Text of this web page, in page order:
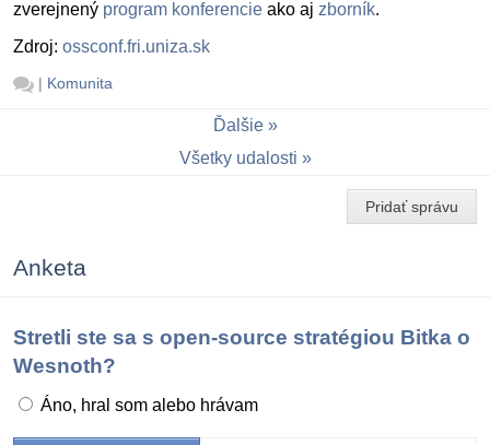
zverejnený program konferencie ako aj zborník.
Zdroj: ossconf.fri.uniza.sk
| Komunita
Ďalšie
Všetky udalosti
Pridať správu
Anketa
Stretli ste sa s open-source stratégiou Bitka o
Wesnoth?
Áno, hral som alebo hrávam